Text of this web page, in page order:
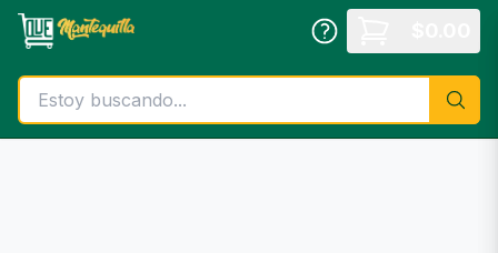
Saltar al contenido principal